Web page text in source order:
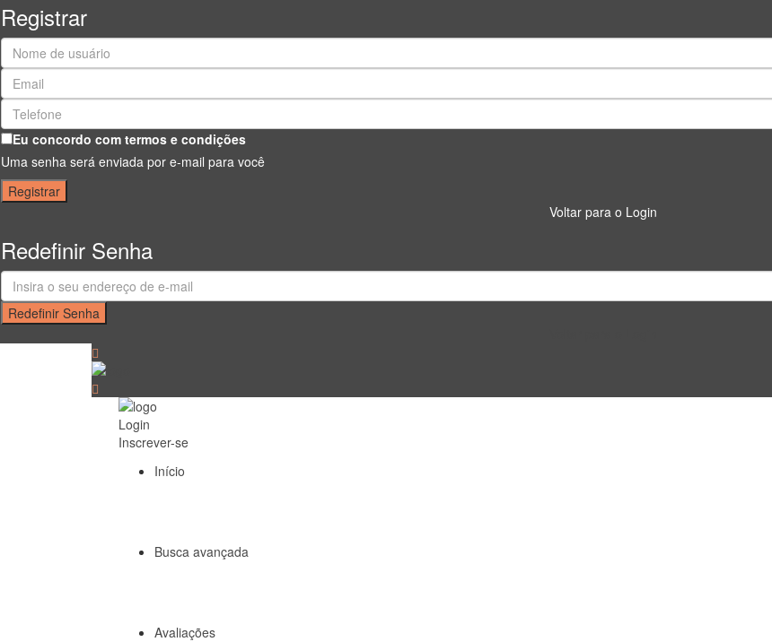
Registrar
Eu concordo com termos e condições
Uma senha será enviada por e-mail para você
Registrar
Voltar para o Login
Redefinir Senha
Redefinir Senha
Login
Inscrever-se
Início
Busca avançada
Avaliações